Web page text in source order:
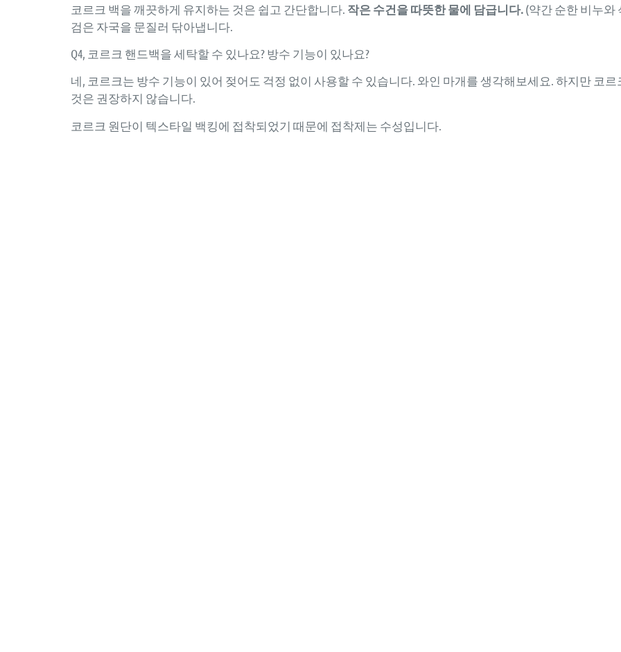
코르크 백을 깨끗하게 유지하는 것은 쉽고 간단합니다. 작은 수건을 따뜻한 물에 담급니다. (약간 순한 비누와
검은 자국을 문질러 닦아냅니다.
Q4, 코르크 핸드백을 세탁할 수 있나요? 방수 기능이 있나요?
네, 코르크는 방수 기능이 있어 젖어도 걱정 없이 사용할 수 있습니다. 와인 마개를 생각해보세요. 하지만 코
것은 권장하지 않습니다.
코르크 원단이 텍스타일 백킹에 접착되었기 때문에 접착제는 수성입니다.